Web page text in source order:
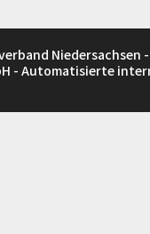
Niedersachsen -
- Automatisierte